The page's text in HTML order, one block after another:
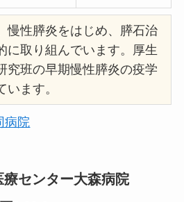
慢性膵炎をはじめ、膵石治
に取り組んでいます。厚生
究班の早期慢性膵炎の疫学
ます。
病院
センター大森病院